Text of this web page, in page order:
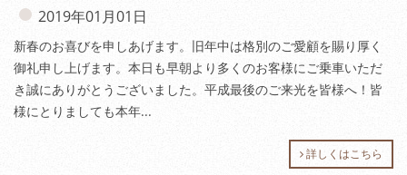
2019年01月01日
新春のお喜びを申しあげます。旧年中は格別のご愛顧を賜り厚く
御礼申し上げます。本日も早朝より多くのお客様にご乗車いただ
き誠にありがとうございました。平成最後のご来光を皆様へ！皆
様にとりましても本年...
詳しくはこちら